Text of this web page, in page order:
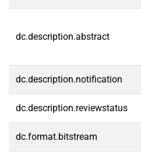
dc.description.abstract
dc.description.notification
dc.description.reviewstatus
dc.format.bitstream